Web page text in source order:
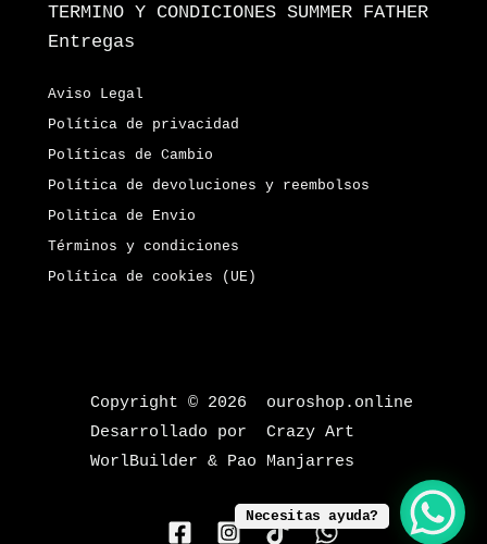
TERMINO Y CONDICIONES SUMMER FATHER
Entregas
Aviso Legal
Política de privacidad
Políticas de Cambio
Política de devoluciones y reembolsos
Politica de Envio
Términos y condiciones
Política de cookies (UE)
Copyright © 2026 ouroshop.online
Desarrollado por Crazy Art
WorlBuilder & Pao Manjarres
Necesitas ayuda?